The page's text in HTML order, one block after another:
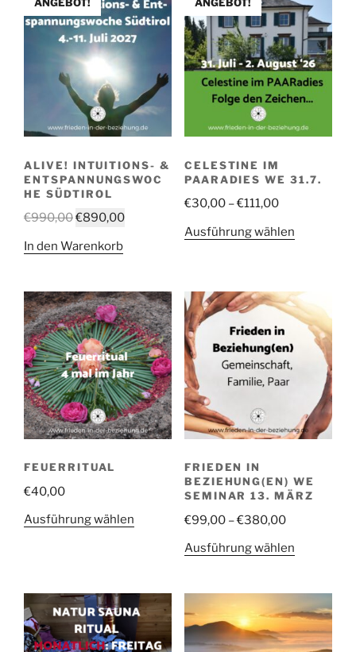
ALIVE! INTUITIONS- &
ENTSPANNUNGSWOC
HE SÜDTIROL
€990,00Ursprünglicher
war:
€890,00Aktueller
In den Warenkorb
CELESTINE IM
PAARADIES WE 31.7.
€30,00 –€111,00Preisspanne:
bis
Ausführung wählenDieses
mehrere
Varianten
auf.
Die
Optionen
können
der
werden
FEUERRITUAL
€40,00
Ausführung wählen
Varianten
auf.
Die
FRIEDEN IN
BEZIEHUNG(EN) WE
SEMINAR 13. MÄRZ
€99,00 –€380,00
bis
Ausführung wählenDieses
mehrere
Varianten
auf.